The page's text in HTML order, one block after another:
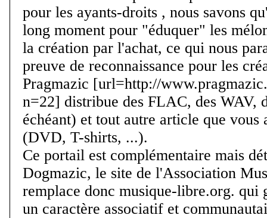
pour les ayants-droits , nous savons
long moment pour "éduquer" les
la création par l'achat, ce qui nous
preuve de reconnaissance pour les
Pragmazic [url=http://
n=22] distribue des FLAC, des WAV,
échéant) et tout autre article que vous
(DVD, T-shirts, ...).
Ce portail est complémentaire mais
Dogmazic, le site de l'Association
remplace donc musique-libre.org. qui
un caractère associatif et